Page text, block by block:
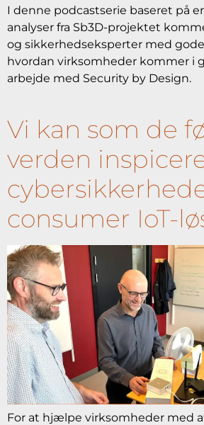
I denne podcastserie baseret på
analyser fra Sb3D-projektet
og sikkerhedseksperter med
hvordan virksomheder kommer i
arbejde med Security by Design.
Vi kan som de
verden
consumer IoT-
For at hjælpe virksomheder med